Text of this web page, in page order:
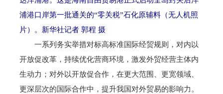
浦港口岸第一批通关的“零关税”石化原辅料（无人机照
片）。新华社记者 郭程 摄
一系列务实举措对标高标准国际经贸规则，对内以
开放促改革，持续优化营商环境，激发外贸经营主体内
生动力；对外以开放促合作，在更大范围、更宽领域、
更深层次的国际合作中，提升我国对外贸易的影响力。